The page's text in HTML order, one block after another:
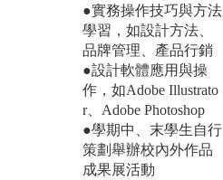
●實務操作技巧與方法
學習，如設計方法、
品牌管理、產品行銷
●設計軟體應用與操
作，如Adobe Illustrato
r、Adobe Photoshop
●學期中、末學生自行
策劃舉辦校內外作品
成果展活動